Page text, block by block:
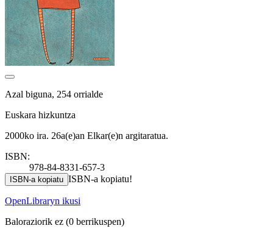
Azal biguna, 254 orrialde
Euskara hizkuntza
2000ko ira. 26a(e)an Elkar(e)n argitaratua.
ISBN:
978-84-8331-657-3
ISBN-a kopiatu ISBN-a kopiatu!
OpenLibraryn ikusi
Baloraziorik ez (0 berrikuspen)